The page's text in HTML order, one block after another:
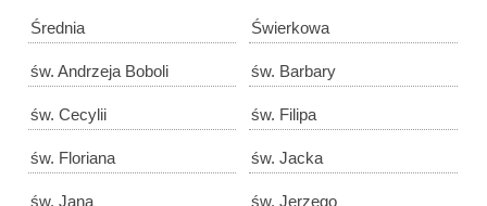
Średnia Świerkowa
św. Andrzeja Boboli św. Barbary
św. Cecylii św. Filipa
św. Floriana św. Jacka
św. Jana św. Jerzego